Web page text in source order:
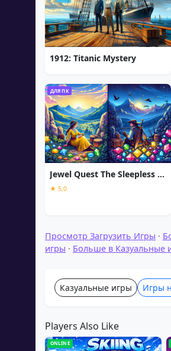
1912: Titanic Mystery
ДЛЯ ПК
Jewel Quest The Sleepless Star
★ 5,0
Просмотр Загрузить Игры ·
игры · Больше в Казуальные
Казуальные игры Игры
Players Also Like
ONLINE